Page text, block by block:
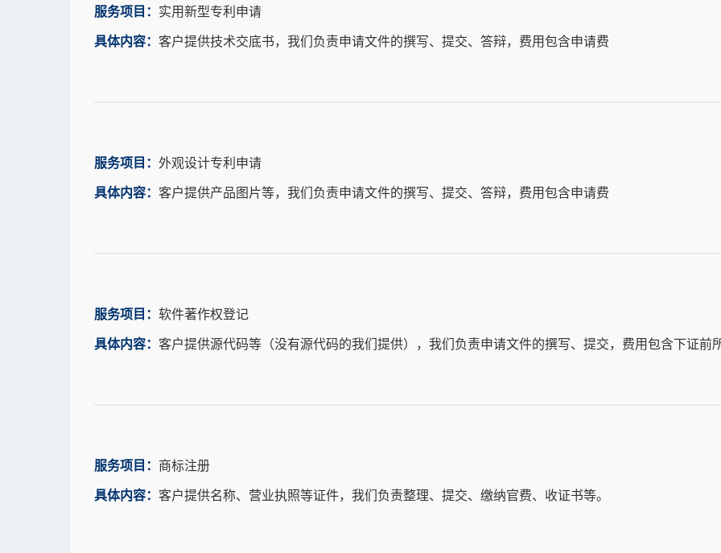
服务项目： 实用新型专利申请
具体内容： 客户提供技术交底书，我们负责申请文件的撰写、提交、答辩，费用包含申请费
服务项目： 外观设计专利申请
具体内容： 客户提供产品图片等，我们负责申请文件的撰写、提交、答辩，费用包含申请费
服务项目： 软件著作权登记
具体内容： 客户提供源代码等（没有源代码的我们提供），我们负责申请文件的撰写、提交，费用包含下证前
服务项目： 商标注册
具体内容： 客户提供名称、营业执照等证件，我们负责整理、提交、缴纳官费、收证书等。